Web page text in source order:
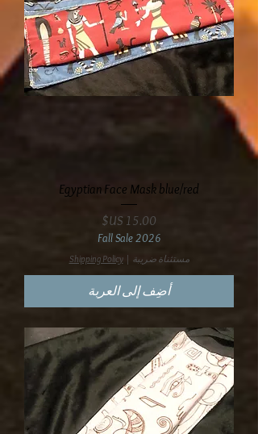
Egyptian Face Mask blue/red
السعر
Fall Sale 2026
مستثناة ضريبة |
Shipping Policy
أضِف إلى العربة